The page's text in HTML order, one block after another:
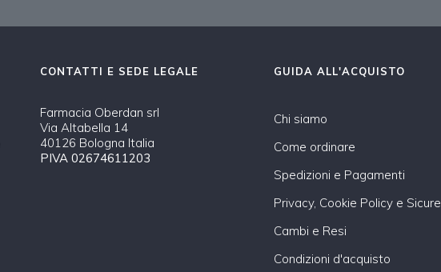
CONTATTI E SEDE LEGALE
Farmacia Oberdan srl
Via Altabella 14
40126 Bologna Italia
PIVA 02674611203
GUIDA ALL'ACQUISTO
Chi siamo
Come ordinare
Spedizioni e Pagamenti
Privacy, Cookie Policy e
Cambi e Resi
Condizioni d'acquisto